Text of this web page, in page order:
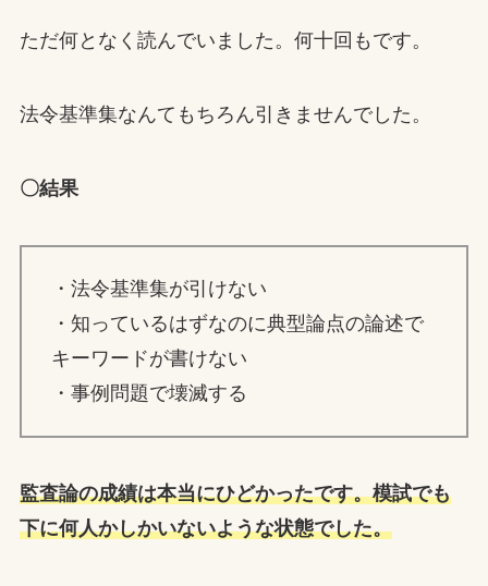
ただ何となく読んでいました。何十回もです。
法令基準集なんてもちろん引きませんでした。
〇結果
・法令基準集が引けない
・知っているはずなのに典型論点の論述で
キーワードが書けない
・事例問題で壊滅する
監査論の成績は本当にひどかったです。模試でも
下に何人かしかいないような状態でした。